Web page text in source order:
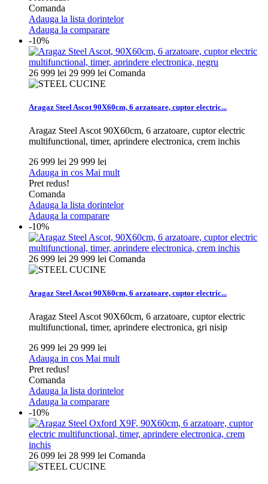
Comanda
Adauga la lista dorintelor
Adauga la comparare
-10%
26 999 lei 29 999 lei Comanda
Aragaz Steel Ascot 90X60cm, 6 arzatoare, cuptor electric...
Aragaz Steel Ascot 90X60cm, 6 arzatoare, cuptor electric
multifunctional, timer, aprindere electronica, crem inchis
26 999 lei 29 999 lei
Adauga in cos Mai mult
Pret redus!
Comanda
Adauga la lista dorintelor
Adauga la comparare
-10%
26 999 lei 29 999 lei Comanda
Aragaz Steel Ascot 90X60cm, 6 arzatoare, cuptor electric...
Aragaz Steel Ascot 90X60cm, 6 arzatoare, cuptor electric
multifunctional, timer, aprindere electronica, gri nisip
26 999 lei 29 999 lei
Adauga in cos Mai mult
Pret redus!
Comanda
Adauga la lista dorintelor
Adauga la comparare
-10%
26 099 lei 28 999 lei Comanda